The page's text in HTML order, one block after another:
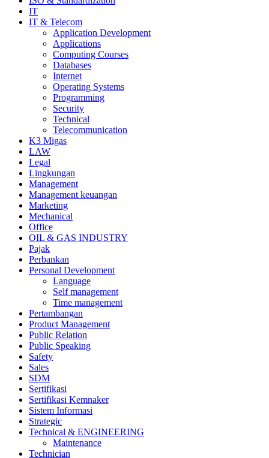
IT
IT & Telecom
Application Development
Applications
Computing Courses
Databases
Internet
Operating Systems
Programming
Security
Technical
Telecommunication
K3 Migas
LAW
Legal
Lingkungan
Management
Management keuangan
Marketing
Mechanical
Office
OIL & GAS INDUSTRY
Pajak
Perbankan
Personal Development
Language
Self management
Time management
Pertambangan
Product Management
Public Relation
Public Speaking
Safety
Sales
SDM
Sertifikasi
Sertifikasi Kemnaker
Sistem Informasi
Strategic
Technical & ENGINEERING
Maintenance
Technician